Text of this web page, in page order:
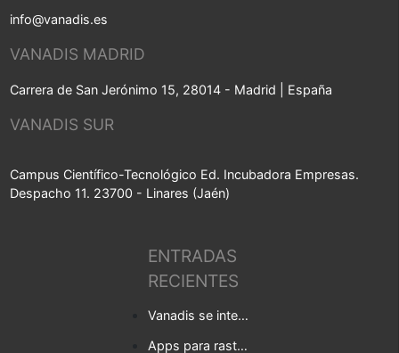
ENTRADAS
RECIENTES
Vanadis se integra en Baufest
Apps para rastrear la covid-19 en tu empresa
info@vanadis.es
VANADIS MADRID
Carrera de San Jerónimo 15, 28014 - Madrid | España
VANADIS SUR
Campus Científico-Tecnológico Ed. Incubadora Empresas.
Despacho 11. 23700 - Linares (Jaén)